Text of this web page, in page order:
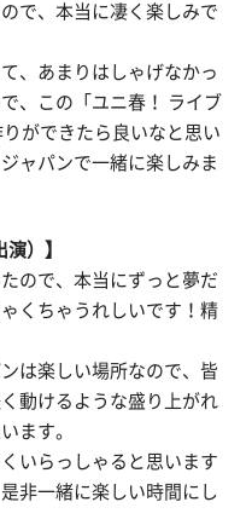
で、本当に凄く楽しみで
、あまりはしゃげなかっ
、この「ユニ春！ ライブ
ができたら良いなと思い
ャパンで一緒に楽しみま
）】
ので、本当にずっと夢だ
くちゃうれしいです！精
は楽しい場所なので、皆
動けるような盛り上がれ
ます。
いらっしゃると思います
非一緒に楽しい時間にし